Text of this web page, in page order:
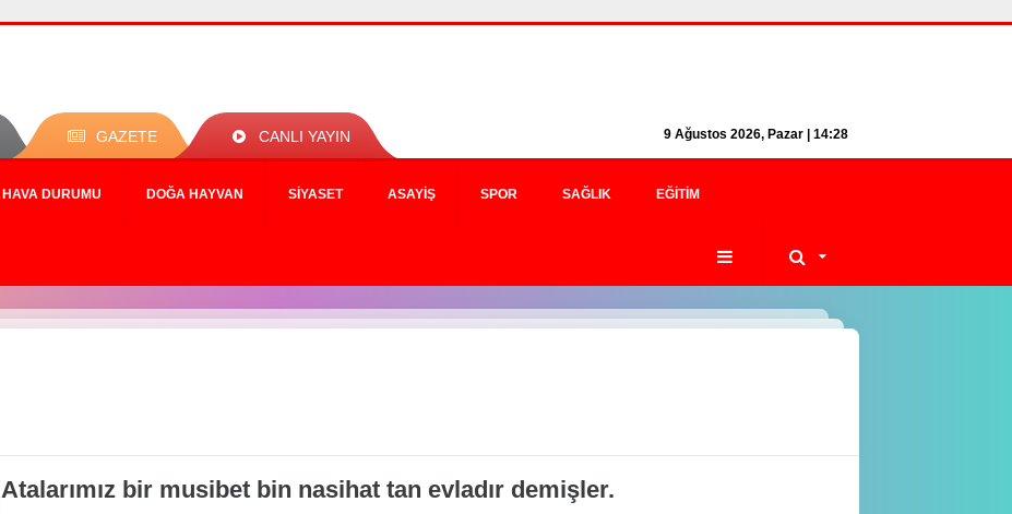
GAZETE CANLI YAYIN 9 Ağustos 2026, Pazar | 14:28
HAVA DURUMU DOĞA HAYVAN SIYASET ASAYIŞ SPOR SAĞLIK EĞITIM
Atalarımız bir musibet bin nasihat tan evladır demişler.